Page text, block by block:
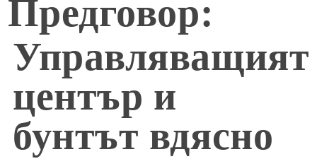
Предговор:
Управляващият
център и
бунтът вдясно